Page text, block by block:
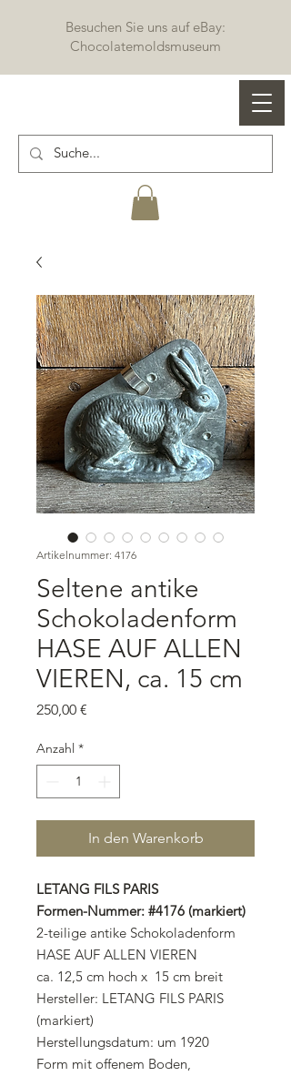
Besuchen Sie uns auf eBay:
Chocolatemoldsmuseum
Artikelnummer: 4176
Seltene antike
Schokoladenform
HASE AUF ALLEN
VIEREN, ca. 15 cm
250,00 €
Anzahl *
In den Warenkorb
LETANG FILS PARIS
Formen-Nummer: #4176 (markiert)
2-teilige antike Schokoladenform
HASE AUF ALLEN VIEREN
ca. 12,5 cm hoch x 15 cm breit
Hersteller: LETANG FILS PARIS
(markiert)
Herstellungsdatum: um 1920
Form mit offenem Boden,